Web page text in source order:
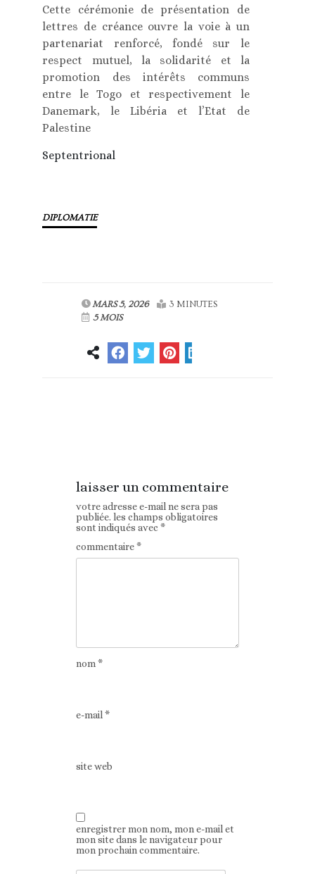
Cette cérémonie de présentation de
lettres de créance ouvre la voie à un
partenariat renforcé, fondé sur le
respect mutuel, la solidarité et la
promotion des intérêts communs
entre le Togo et respectivement le
Danemark, le Libéria et l’Etat de
Palestine
Septentrional
DIPLOMATIE
MARS 5, 2026
3 MINUTES
5 MOIS
laisser un commentaire
votre adresse e-mail ne sera pas
publiée. les champs obligatoires
sont indiqués avec*
commentaire*
nom*
e-mail*
site web
enregistrer mon nom, mon e-mail et
mon site dans le navigateur pour
mon prochain commentaire.